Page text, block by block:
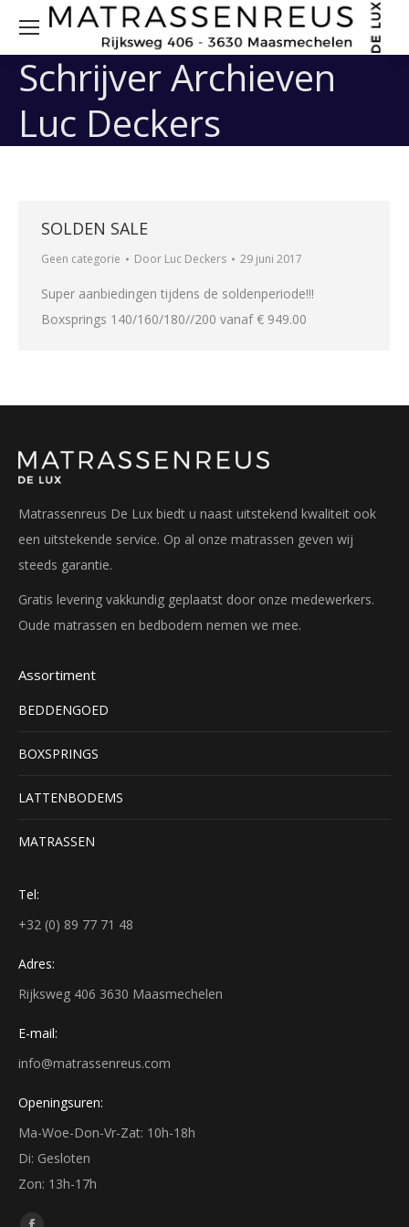
Schrijver Archieven
Luc Deckers
SOLDEN SALE
Geen categorie Door Luc Deckers 29 juni 2017
Super aanbiedingen tijdens de soldenperiode!!!
Boxsprings 140/160/180//200 vanaf € 949.00
Matrassenreus De Lux biedt u naast uitstekend kwaliteit ook
een uitstekende service. Op al onze matrassen geven wij
steeds garantie.
Gratis levering vakkundig geplaatst door onze medewerkers.
Oude matrassen en bedbodem nemen we mee.
Assortiment
BEDDENGOED
BOXSPRINGS
LATTENBODEMS
MATRASSEN
Tel:
+32 (0) 89 77 71 48
Adres:
Rijksweg 406 3630 Maasmechelen
E-mail:
info@matrassenreus.com
Openingsuren:
Ma-Woe-Don-Vr-Zat: 10h-18h
Di: Gesloten
Zon: 13h-17h
Vind ons op: